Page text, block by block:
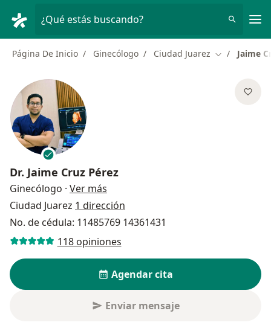
¿Qué estás buscando?
Página De Inicio Ginecólogo Ciudad Juarez Cambiar de
Jaime
Dr. Jaime Cruz Pérez
Ginecólogo · Ver más
Ciudad Juarez 1 dirección
No. de cédula: 11485769 14361431
118 opiniones
Agendar cita
Enviar mensaje